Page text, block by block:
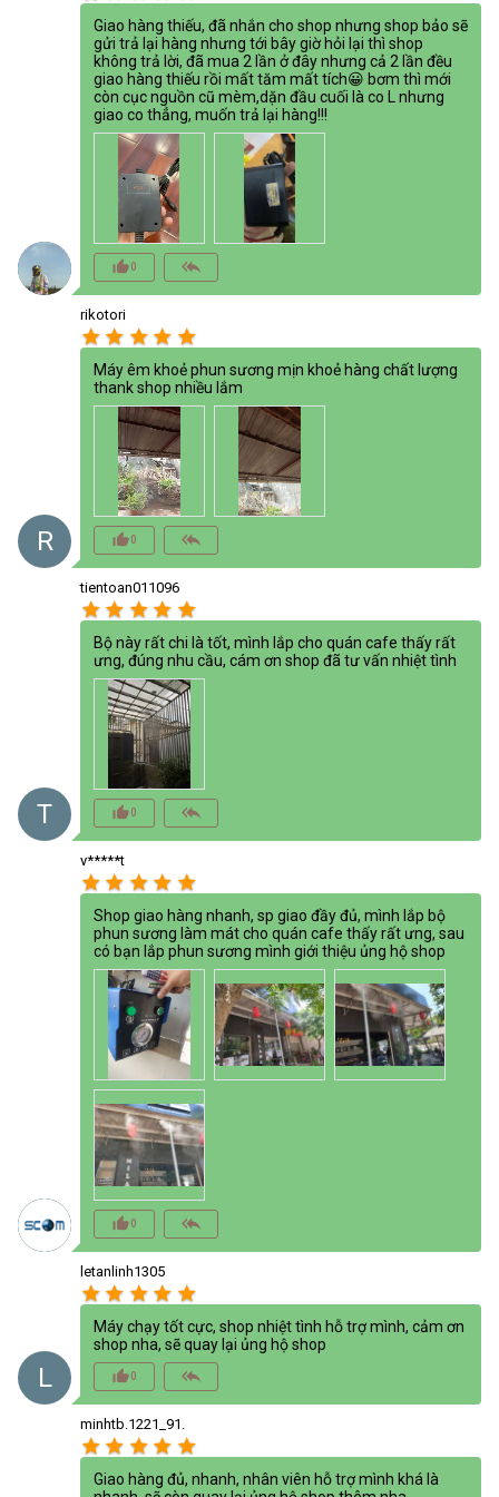
Giao hàng thiếu, đã nhắn cho shop nhưng shop bảo sẽ
gửi trả lại hàng nhưng tới bây giờ hỏi lại thì shop
không trả lời, đã mua 2 lần ở đây nhưng cả 2 lần đều
giao hàng thiếu rồi mất tăm mất tích😀 bơm thì mới
còn cục nguồn cũ mèm,dặn đầu cuối là co L nhưng
giao co thẳng, muốn trả lại hàng!!!
thumb_up_alt0 reply_all
R
rikotori
star star star star star
Máy êm khoẻ phun sương mịn khoẻ hàng chất lượng
thank shop nhiều lắm
thumb_up_alt0 reply_all
T
tientoan011096
star star star star star
Bộ này rất chi là tốt, mình lắp cho quán cafe thấy rất
ưng, đúng nhu cầu, cám ơn shop đã tư vấn nhiệt tình
thumb_up_alt0 reply_all
v*****t
star star star star star
Shop giao hàng nhanh, sp giao đầy đủ, mình lắp bộ
phun sương làm mát cho quán cafe thấy rất ưng, sau
có bạn lắp phun sương mình giới thiệu ủng hộ shop
thumb_up_alt0 reply_all
L
letanlinh1305
star star star star star
Máy chạy tốt cực, shop nhiệt tình hỗ trợ mình, cảm ơn
shop nha, sẽ quay lại ủng hộ shop
thumb_up_alt0 reply_all
minhtb.1221_91.
star star star star star
Giao hàng đủ, nhanh, nhân viên hỗ trợ mình khá là